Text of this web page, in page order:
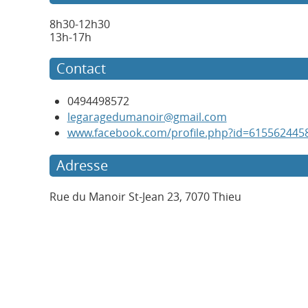
8h30-12h30
13h-17h
Contact
0494498572
legaragedumanoir@gmail.com
www.facebook.com/
Adresse
Rue du Manoir St-Jean 23, 7070 Thieu